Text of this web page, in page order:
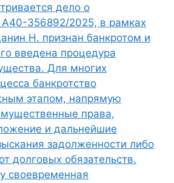
дело о
356892/2025, в рамках
Н. признан банкротом и
введена процедура
Для многих
банкротство
этапом, напрямую
права,
и дальнейшие
задолженности либо
долговых обязательств.
своевременная